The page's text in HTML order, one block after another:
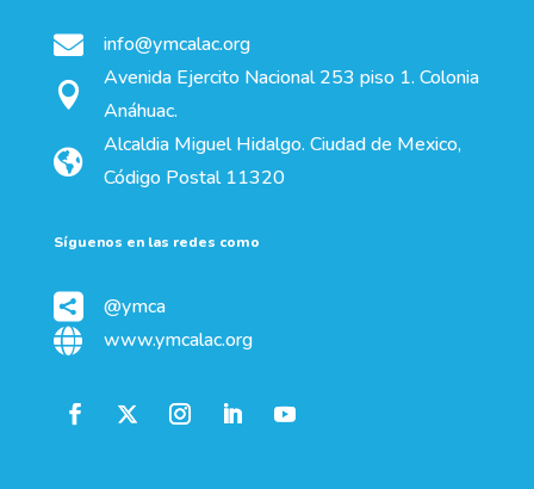
 info@ymcalac.org

Avenida Ejercito Nacional 253 piso 1. Colonia
Anáhuac.

Alcaldia Miguel Hidalgo. Ciudad de Mexico,
Código Postal 11320
Síguenos en las redes como
 @ymca
 www.ymcalac.org